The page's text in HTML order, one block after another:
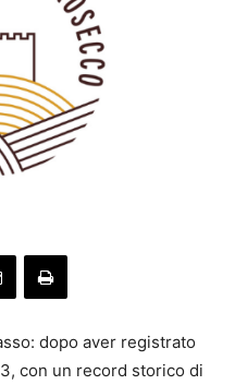
dopo aver registrato
con un record storico di